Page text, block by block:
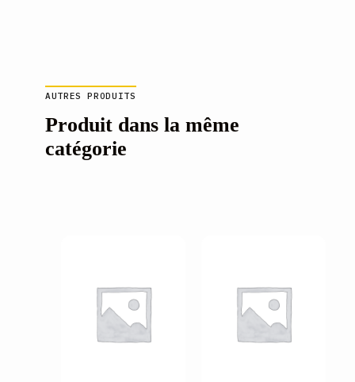
AUTRES PRODUITS
Produit dans la même
catégorie